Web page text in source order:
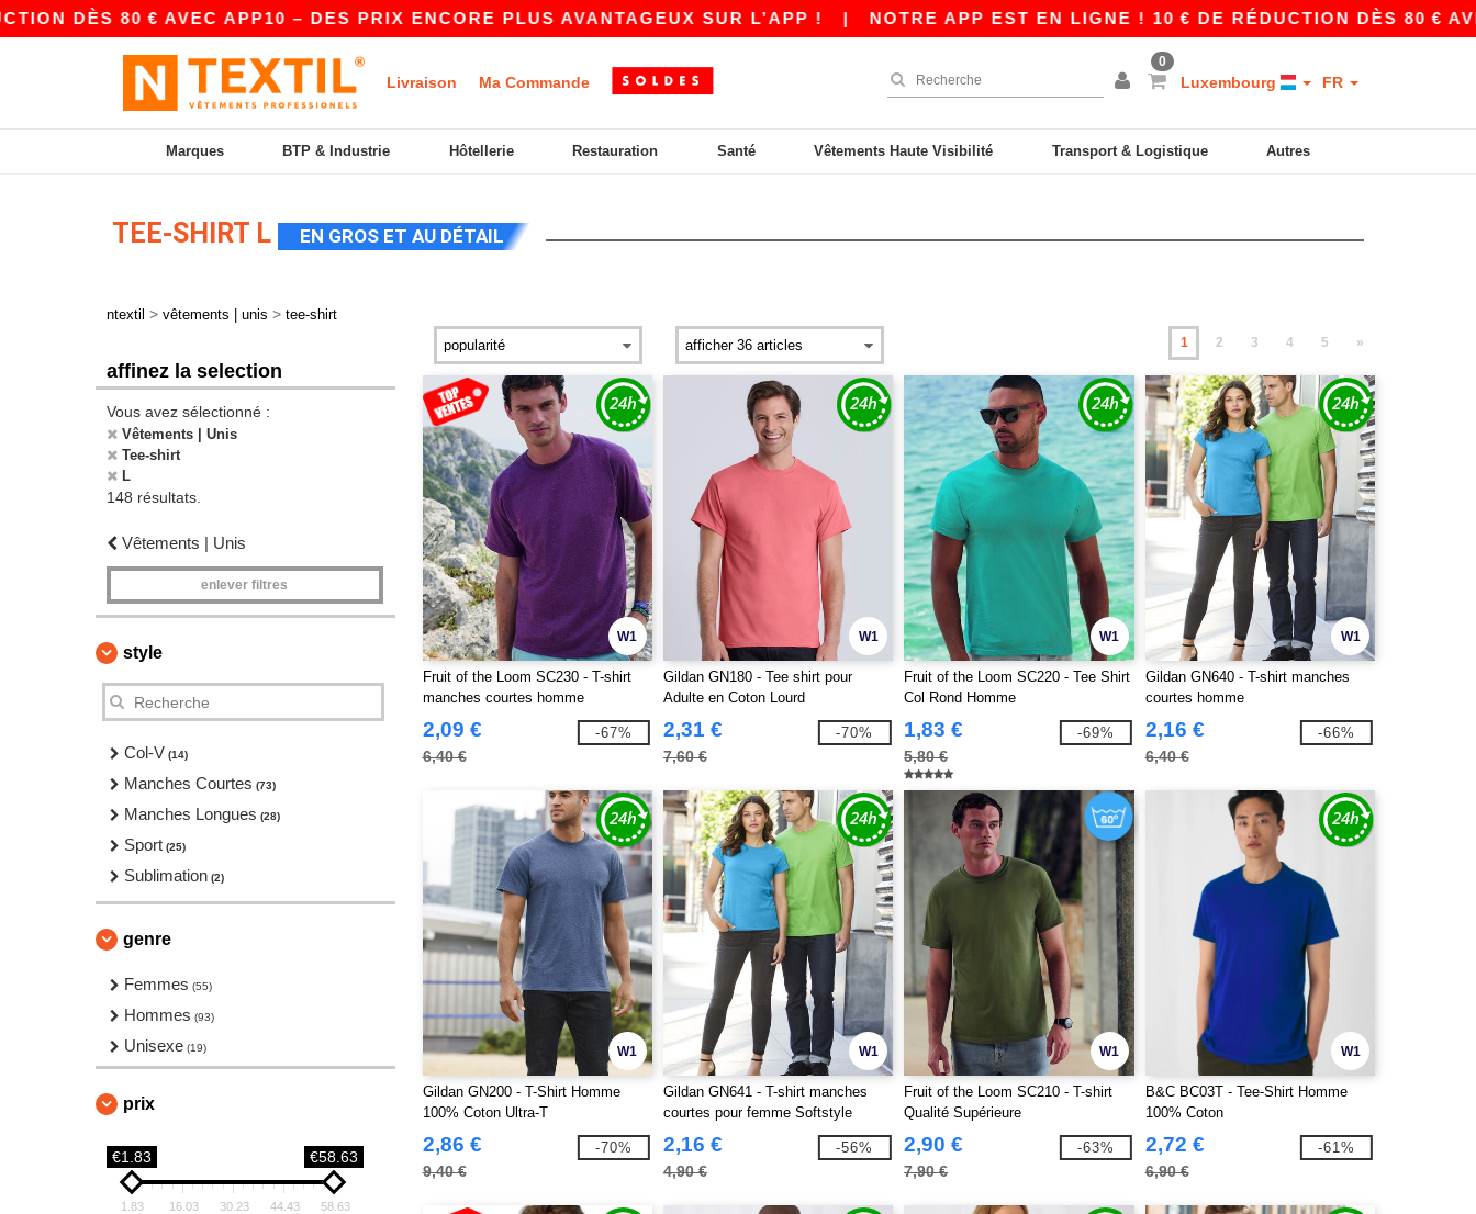
€ AVEC APP10 – DES PRIX ENCORE PLUS AVANTAGEUX SUR L’APP ! | NOTRE APP EST EN LIGNE ! 10 € DE RÉDUCTION DÈS 80 € AVEC APP10
Livraison Ma Commande
0
Luxembourg FR
Marques BTP & Industrie Hôtellerie Restauration Santé Vêtements Haute Visibilité Transport & Logistique Autres
TEE-SHIRT L EN GROS ET AU DÉTAIL
ntextil > vêtements | unis > tee-shirt
affinez la selection
Vous avez sélectionné :
Vêtements | Unis
Tee-shirt
L
148 résultats.
Vêtements | Unis
enlever filtres
style
Col-V (14)
Manches Courtes (73)
Manches Longues (28)
Sport (25)
Sublimation (2)
genre
Femmes (55)
Hommes (93)
Unisexe (19)
prix
€1.83 €58.63
1.83 16.03 30.23 44.43 58.63
1 2 3 4 5 »
W1
Fruit of the Loom SC230 - T-shirt
manches courtes homme
2,09 €
6,40 €
-67%
W1
Gildan GN180 - Tee shirt pour
Adulte en Coton Lourd
2,31 €
7,60 €
-70%
W1
Fruit of the Loom SC220 - Tee Shirt
Col Rond Homme
1,83 €
5,80 €
-69%
W1
Gildan GN640 - T-shirt manches
courtes homme
2,16 €
6,40 €
-66%
W1
Gildan GN200 - T-Shirt Homme
100% Coton Ultra-T
2,86 €
9,40 €
-70%
W1
Gildan GN641 - T-shirt manches
courtes pour femme Softstyle
2,16 €
4,90 €
-56%
W1
Fruit of the Loom SC210 - T-shirt
Qualité Supérieure
2,90 €
7,90 €
-63%
W1
B&C BC03T - Tee-Shirt Homme
100% Coton
2,72 €
6,90 €
-61%